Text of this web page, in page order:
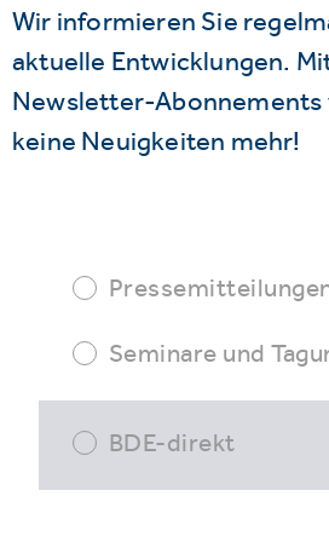
Wir informieren Sie
aktuelle Entwicklungen.
Newsletter-Abonnements
keine Neuigkeiten mehr!
Seminare und
BDE-direkt